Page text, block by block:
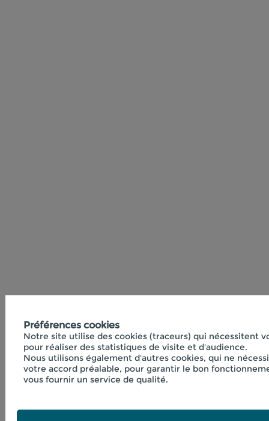
Préférences cookies
Notre site utilise des cookies (traceurs) qui nécessitent
pour réaliser des statistiques de visite et d'audience.
Nous utilisons également d'autres cookies, qui ne
votre accord préalable, pour garantir le bon
vous fournir un service de qualité.